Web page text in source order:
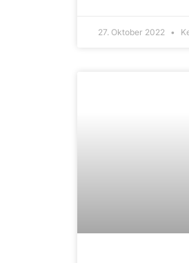
27. Oktober 2022